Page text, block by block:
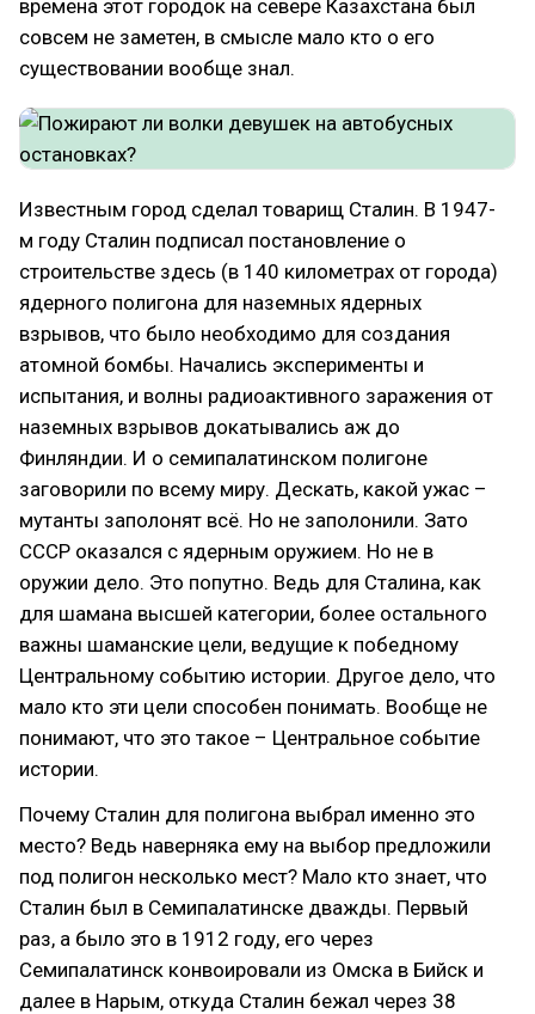
времена этот городок на севере Казахстана был
совсем не заметен, в смысле мало кто о его
существовании вообще знал.
Известным город сделал товарищ Сталин. В 1947-
м году Сталин подписал постановление о
строительстве здесь (в 140 километрах от города)
ядерного полигона для наземных ядерных
взрывов, что было необходимо для создания
атомной бомбы. Начались эксперименты и
испытания, и волны радиоактивного заражения от
наземных взрывов докатывались аж до
Финляндии. И о семипалатинском полигоне
заговорили по всему миру. Дескать, какой ужас –
мутанты заполонят всё. Но не заполонили. Зато
СССР оказался с ядерным оружием. Но не в
оружии дело. Это попутно. Ведь для Сталина, как
для шамана высшей категории, более остального
важны шаманские цели, ведущие к победному
Центральному событию истории. Другое дело, что
мало кто эти цели способен понимать. Вообще не
понимают, что это такое – Центральное событие
истории.
Почему Сталин для полигона выбрал именно это
место? Ведь наверняка ему на выбор предложили
под полигон несколько мест? Мало кто знает, что
Сталин был в Семипалатинске дважды. Первый
раз, а было это в 1912 году, его через
Семипалатинск конвоировали из Омска в Бийск и
далее в Нарым, откуда Сталин бежал через 38